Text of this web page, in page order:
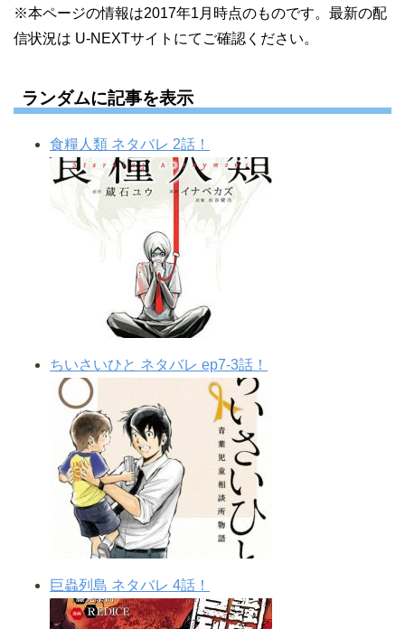
※本ページの情報は2017年1月時点のものです。最新の配
信状況は U-NEXTサイトにてご確認ください。
ランダムに記事を表示
食糧人類 ネタバレ 2話！
ちいさいひと ネタバレ ep7-3話！
巨蟲列島 ネタバレ 4話！